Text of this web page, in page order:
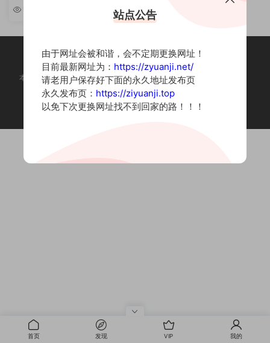
集 [持续更新]
本站为摄影写真图片网站，内容来自网络收集整理，仅作个人学习使用。
如有违法内容请联系删除
Copyright © 2022 资源集
首页 发现 VIP 我的
站点公告
由于网址会被和谐，会不定期更换网址！
目前最新网址为： https://zyuanji.net/
请老用户保存好下面的永久地址发布页
永久发布页： https://ziyuanji.top
以免下次更换网址找不到回家的路！！！